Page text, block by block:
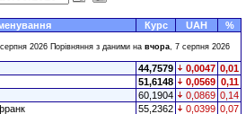
Курс UAH %
2026 Порівняння з даними на вчора, 7 серпня 2026
44,7579 0,0047 0,01
51,6148 0,0569 0,11
60,1904 0,0869 0,14
55,2362 0,0399 0,07